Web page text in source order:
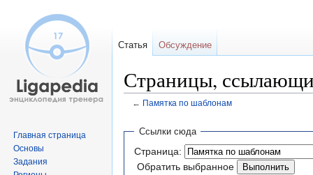
Страницы,
← Памятка по шаблонам
Перейти
навигации
Перейти
поиску
Ссылки сюда
Страница:
Обратить выбранное
Статья Обсуждение
Главная страница
Основы
Задания